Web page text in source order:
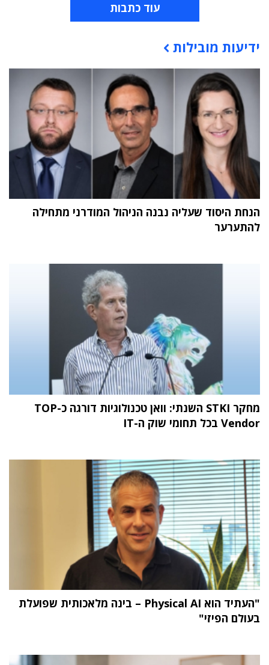
עוד כתבות
תוכן פרסומי
ידיעות מובילות
הנחת היסוד שעליה נבנה הניהול המודרני מתחילה
להתערער
מחקר STKI השנתי: וואן טכנולוגיות דורגה כ-TOP
Vendor בכל תחומי שוק ה-IT
"העתיד הוא Physical AI – בינה מלאכותית שפועלת
בעולם הפיזי"